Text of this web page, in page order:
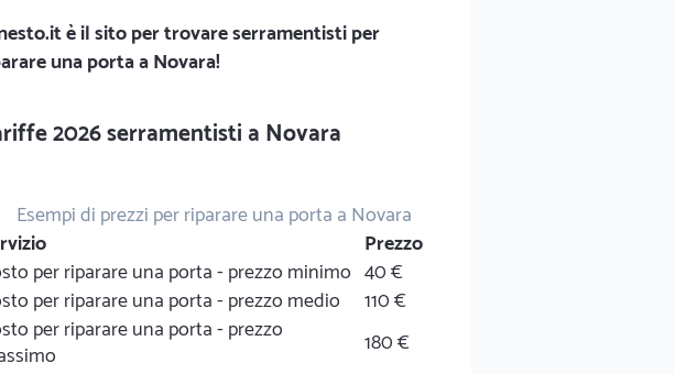
è il sito per trovare serramentisti per
una porta a Novara!
2026 serramentisti a Novara
Esempi di prezzi per riparare una porta a Novara
Prezzo
per riparare una porta - prezzo minimo 40 €
per riparare una porta - prezzo medio
110 €
per riparare una porta - prezzo
180 €